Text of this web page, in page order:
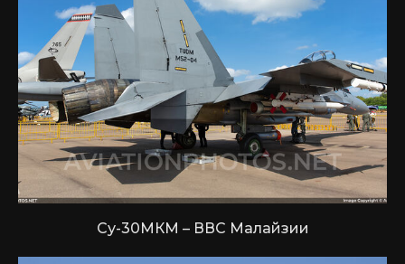
Су-30МКМ – ВВС Малайзии